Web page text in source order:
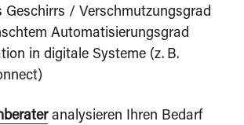
Geschirrs / Verschmutzungsgrad
Automatisierungsgrad
in digitale Systeme (z. B.
analysieren Ihren Bedarf